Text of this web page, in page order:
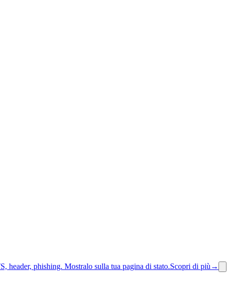
header, phishing. Mostralo sulla tua pagina di stato.Scopri di più →